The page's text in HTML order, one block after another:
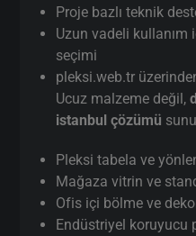
Proje bazlı teknik
Uzun vadeli
seçimi
pleksi.web.tr
Ucuz malzeme değil,
istanbul çözümü
Pleksi tabela ve
Mağaza vitrin ve
Ofis içi bölme ve
Endüstriyel koruyucu